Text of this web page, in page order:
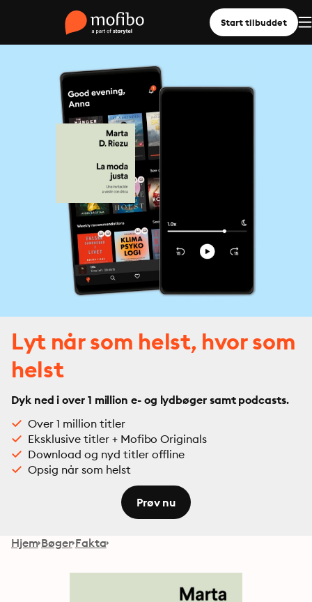
Start tilbuddet
Lyt når som helst, hvor som
helst
Dyk ned i over 1 million e- og lydbøger samt podcasts.
Over 1 million titler
Eksklusive titler + Mofibo Originals
Download og nyd titler offline
Opsig når som helst
Prøv nu
Hjem Bøger Fakta